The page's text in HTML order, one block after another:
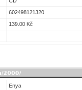
602498121320
139.00 Kč
2000/
Enya